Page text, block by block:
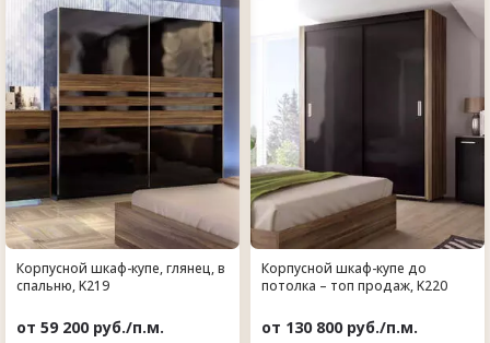
Корпусной шкаф-купе, глянец, в
спальню, K219
от 59 200 руб./п.м.
Корпусной шкаф-купе до
потолка – топ продаж, K220
от 130 800 руб./п.м.